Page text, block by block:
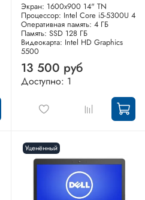
Экран: 1600x900 14" TN
Процессор: Intel Core i5-5300U 4
Оперативная память: 4 ГБ
Память: SSD 128 ГБ
Видеокарта: Intel HD Graphics
5500
13 500 руб
Доступно: 1
Уценённый